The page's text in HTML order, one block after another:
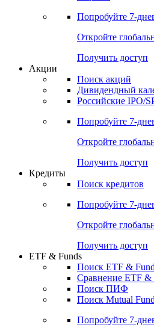
Cbonds Pages
Опросы
Попробуйте7-
Откройте
Получить доступ
Поиск акций
Российские IPO/
Попробуйте7-
Откройте
Получить доступ
Поиск кредитов
Попробуйте7-
Откройте
Получить доступ
ETF & Funds
Сравнение ETF &